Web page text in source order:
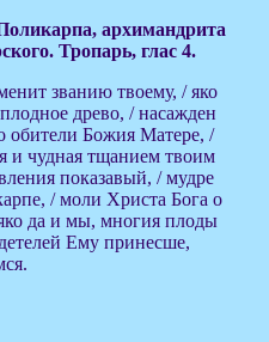
архимандрита
Тропарь, глас 4.
званию твоему, / яко
древо, / насажден
обители Божия Матере, /
и чудная тщанием твоим
показавый, / мудре
/ моли Христа Бога о
да и мы, многия плоды
Ему принесше,